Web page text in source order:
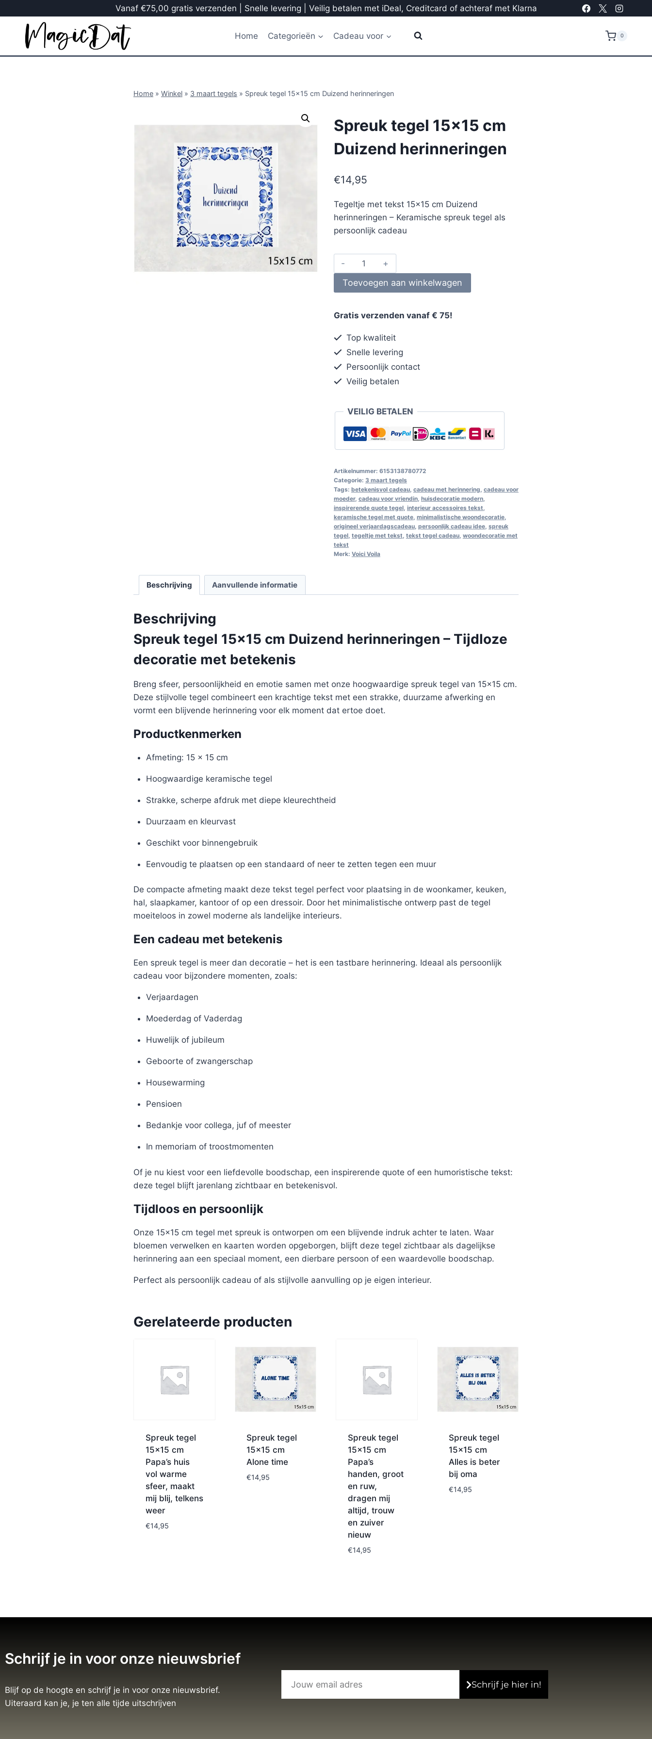
Vanaf €75,00 gratis verzenden | Snelle levering | Veilig betalen met iDeal, Creditcard of achteraf met Klarna
Home Categorieën Cadeau voor 0
Home » Winkel » 3 maart tegels » Spreuk tegel 15×15 cm Duizend herinneringen
Spreuk tegel 15×15 cm
Duizend herinneringen
€14,95
Tegeltje met tekst 15×15 cm Duizend
herinneringen – Keramische spreuk tegel als
persoonlijk cadeau
Toevoegen aan winkelwagen
Gratis verzenden vanaf € 75!
Top kwaliteit
Snelle levering
Persoonlijk contact
Veilig betalen
VEILIG BETALEN
Artikelnummer: 6153138780772
Categorie: 3 maart tegels
Tags: betekenisvol cadeau, cadeau met herinnering cadeau voor
moeder, cadeau voor vriendin, huisdecoratie modern,
inspirerende quote tegel, interieur accessoires tekst
keramische tegel met quote, minimalistische woondecoratie,
origineel verjaardagscadeau, persoonlijk cadeau idee, spreuk
tegel, tegeltje met tekst tekst tegel cadeau, woondecoratie met
tekst
Merk: Voici Voila
Beschrijving Aanvullende informatie
Beschrijving
Spreuk tegel 15×15 cm Duizend herinneringen – Tijdloze
decoratie met betekenis
Breng sfeer, persoonlijkheid en emotie samen met onze hoogwaardige spreuk tegel van 15×15 cm.
Deze stijlvolle tegel combineert een krachtige tekst met een strakke, duurzame afwerking en
vormt een blijvende herinnering voor elk moment dat ertoe doet.
Productkenmerken
Afmeting: 15 x 15 cm
Hoogwaardige keramische tegel
Strakke, scherpe afdruk met diepe kleurechtheid
Duurzaam en kleurvast
Geschikt voor binnengebruik
Eenvoudig te plaatsen op een standaard of neer te zetten tegen een muur
De compacte afmeting maakt deze tekst tegel perfect voor plaatsing in de woonkamer, keuken,
hal, slaapkamer, kantoor of op een dressoir. Door het minimalistische ontwerp past de tegel
moeiteloos in zowel moderne als landelijke interieurs.
Een cadeau met betekenis
Een spreuk tegel is meer dan decoratie – het is een tastbare herinnering. Ideaal als persoonlijk
cadeau voor bijzondere momenten, zoals:
Verjaardagen
Moederdag of Vaderdag
Huwelijk of jubileum
Geboorte of zwangerschap
Housewarming
Pensioen
Bedankje voor collega, juf of meester
In memoriam of troostmomenten
Of je nu kiest voor een liefdevolle boodschap, een inspirerende quote of een humoristische tekst:
deze tegel blijft jarenlang zichtbaar en betekenisvol.
Tijdloos en persoonlijk
Onze 15×15 cm tegel met spreuk is ontworpen om een blijvende indruk achter te laten. Waar
bloemen verwelken en kaarten worden opgeborgen, blijft deze tegel zichtbaar als dagelijkse
herinnering aan een speciaal moment, een dierbare persoon of een waardevolle boodschap.
Perfect als persoonlijk cadeau of als stijlvolle aanvulling op je eigen interieur.
Gerelateerde producten
Spreuk tegel
15×15 cm
Papa’s huis
vol warme
sfeer, maakt
mij blij, telkens
weer
€14,95
Spreuk tegel
15×15 cm
Alone time
€14,95
Spreuk tegel
15×15 cm
Papa’s
handen, groot
en ruw,
dragen mij
altijd, trouw
en zuiver
nieuw
€14,95
Spreuk tegel
15×15 cm
Alles is beter
bij oma
€14,95
Schrijf je in voor onze nieuwsbrief
Blijf op de hoogte en schrijf je in voor onze nieuwsbrief.
Uiteraard kan je, je ten alle tijde uitschrijven
Schrijf je hier in!